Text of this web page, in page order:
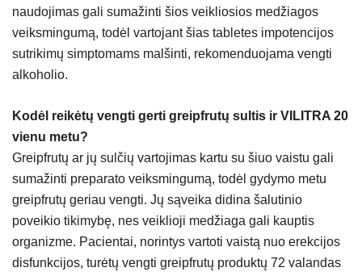
naudojimas gali sumažinti šios veikliosios medžiagos
veiksmingumą, todėl vartojant šias tabletes impotencijos
sutrikimų simptomams malšinti, rekomenduojama vengti
alkoholio.
Kodėl reikėtų vengti gerti greipfrutų sultis ir VILITRA 20
vienu metu?
Greipfrutų ar jų sulčių vartojimas kartu su šiuo vaistu gali
sumažinti preparato veiksmingumą, todėl gydymo metu
greipfrutų geriau vengti. Jų sąveika didina šalutinio
poveikio tikimybę, nes veiklioji medžiaga gali kauptis
organizme. Pacientai, norintys vartoti vaistą nuo erekcijos
disfunkcijos, turėtų vengti greipfrutų produktų 72 valandas